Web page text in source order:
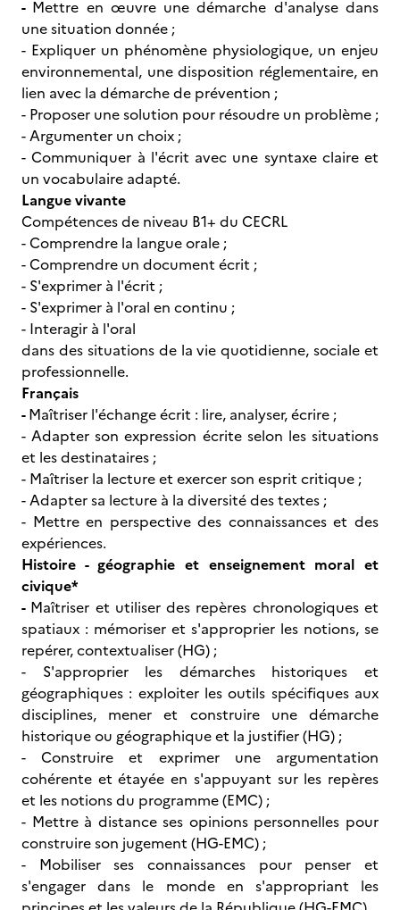
- Mettre en œuvre une démarche d'analyse dans
une situation donnée ;
- Expliquer un phénomène physiologique, un enjeu
environnemental, une disposition réglementaire, en
lien avec la démarche de prévention ;
- Proposer une solution pour résoudre un problème ;
- Argumenter un choix ;
- Communiquer à l'écrit avec une syntaxe claire et
un vocabulaire adapté.
Langue vivante
Compétences de niveau B1+ du CECRL
- Comprendre la langue orale ;
- Comprendre un document écrit ;
- S'exprimer à l'écrit ;
- S'exprimer à l'oral en continu ;
- Interagir à l'oral
dans des situations de la vie quotidienne, sociale et
professionnelle.
Français
-Maîtriser l'échange écrit : lire, analyser, écrire ;
- Adapter son expression écrite selon les situations
et les destinataires ;
- Maîtriser la lecture et exercer son esprit critique ;
- Adapter sa lecture à la diversité des textes ;
- Mettre en perspective des connaissances et des
expériences.
Histoire - géographie et enseignement moral et
civique*
- Maîtriser et utiliser des repères chronologiques et
spatiaux : mémoriser et s'approprier les notions, se
repérer, contextualiser (HG) ;
- S'approprier les démarches historiques et
géographiques : exploiter les outils spécifiques aux
disciplines, mener et construire une démarche
historique ou géographique et la justifier (HG) ;
- Construire et exprimer une argumentation
cohérente et étayée en s'appuyant sur les repères
et les notions du programme (EMC) ;
- Mettre à distance ses opinions personnelles pour
construire son jugement (HG-EMC) ;
- Mobiliser ses connaissances pour penser et
s'engager dans le monde en s'appropriant les